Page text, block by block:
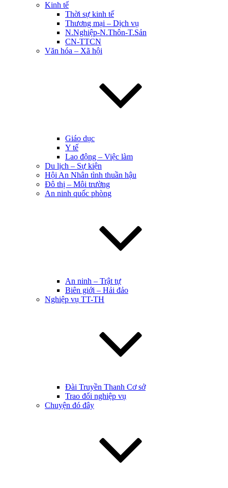
Kinh tế
Thời sự kinh tế
Thương mại – Dịch vụ
N.Nghiệp-N.Thôn-T.Sản
CN-TTCN
Văn hóa – Xã hội
Giáo dục
Y tế
Lao động – Việc làm
Du lịch – Sự kiện
Hội An Nhân tình thuần hậu
Đô thị – Môi trường
An ninh quốc phòng
An ninh – Trật tự
Biên giới – Hải đảo
Nghiệp vụ TT-TH
Đài Truyền Thanh Cơ sở
Trao đổi nghiệp vụ
Chuyện đó đây